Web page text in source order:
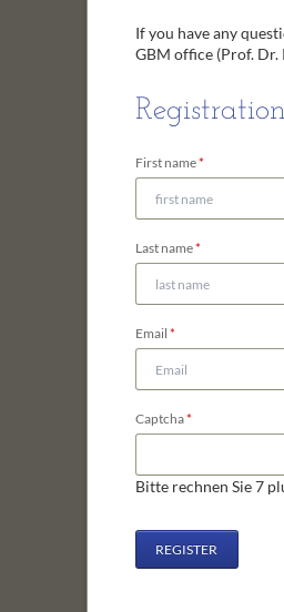
If you have any
GBM office (Prof.
Registration
Pflichtfeld
First name*
Pflichtfeld
Last name*
Pflichtfeld
Email *
Pflichtfeld
Captcha*
Bitte rechnen Sie 7
REGISTER